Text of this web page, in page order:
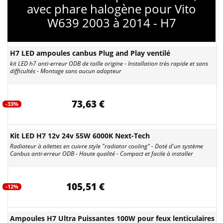
avec phare halogène pour Vito
W639 2003 à 2014 - H7
H7 LED ampoules canbus Plug and Play ventilé
kit LED h7 anti-erreur ODB de taille origine - Installation très rapide et sans
difficultés - Montage sans aucun adapteur
-33% 73,63 €
Kit LED H7 12v 24v 55W 6000K Next-Tech
Radiateur à ailettes en cuivre style "radiator cooling" - Doté d'un système
Canbus anti-erreur ODB - Haute qualité - Compact et facile à installer
-12% 105,51 €
Ampoules H7 Ultra Puissantes 100W pour feux lenticulaires